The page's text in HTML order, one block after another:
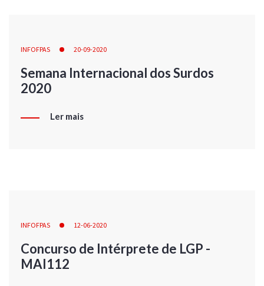
INFOFPAS 20-09-2020
Semana Internacional dos Surdos
2020
Ler mais
INFOFPAS 12-06-2020
Concurso de Intérprete de LGP -
MAI112